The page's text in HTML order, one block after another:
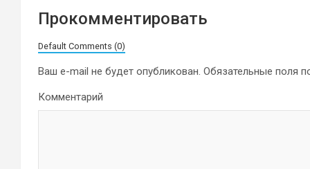
Прокомментировать
Default Comments (0)
Ваш e-mail не будет опубликован. Обязательные поля
Комментарий